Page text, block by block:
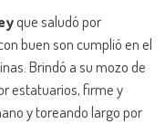
que saludó por
buen son cumplió en el
Brindó a su mozo de
estatuarios, firme y
y toreando largo por